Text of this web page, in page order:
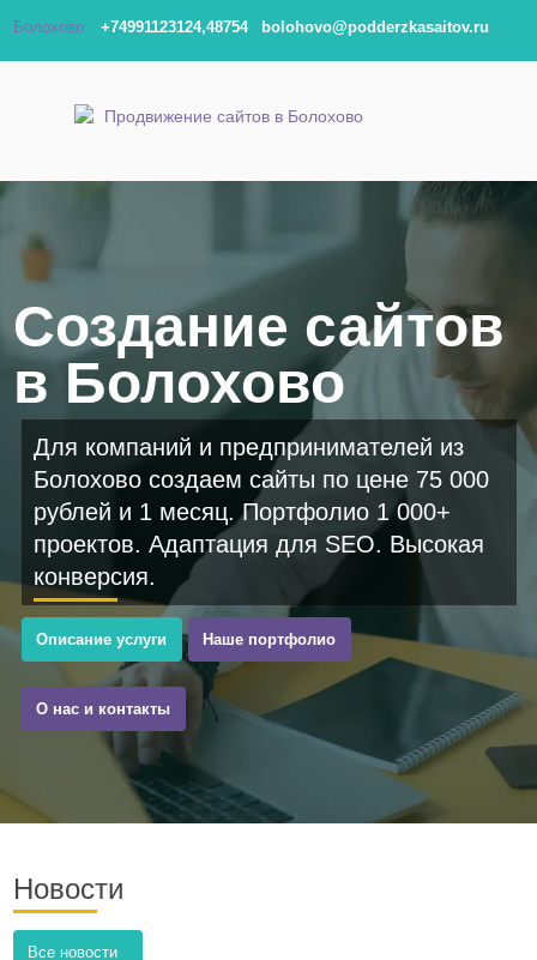
Болохово +74991123124,48754 bolohovo@podderzkasaitov.ru
Создание сайтов
в Болохово
Для компаний и предпринимателей из
Болохово создаем сайты по цене 75 000
рублей и 1 месяц. Портфолио 1 000+
проектов. Адаптация для SEO. Высокая
конверсия.
Описание услуги Наше портфолио
О нас и контакты
Новости
Все новости